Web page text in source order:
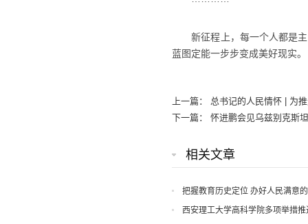
新征程上，每一个人都是主
蓝图定能一步步变成美好现实。
上一篇： 总书记的人民情怀 | 为
下一篇： 怀进鹏会见乌兹别克斯
相关文章
把握教育历史定位 办好人民满意
西安理工大学高科学院多项举措